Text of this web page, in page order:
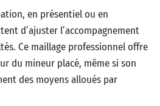
en présentiel ou en
d’ajuster l’accompagnement
Ce maillage professionnel offre
du mineur placé, même si son
des moyens alloués par